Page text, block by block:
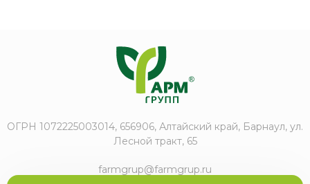
ОГРН 1072225003014, 656906, Алтайский край, Барнаул, ул.
Лесной тракт, 65
farmgrup@farmgrup.ru